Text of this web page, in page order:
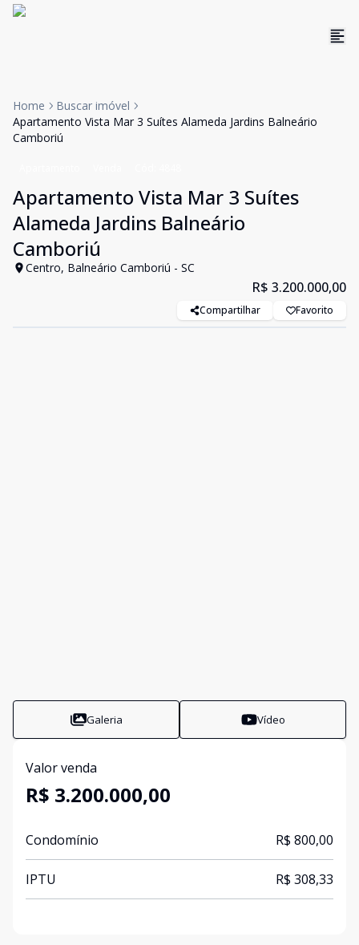
Home
Buscar imóvel
Apartamento Vista Mar 3 Suítes Alameda Jardins Balneário
Camboriú
Apartamento Vista Mar 3 Suítes
Alameda Jardins Balneário
Camboriú
Centro, Balneário Camboriú - SC
R$ 3.200.000,00
Compartilhar Favorito
Galeria Vídeo
Valor venda
R$ 3.200.000,00
Condomínio R$ 800,00
IPTU R$ 308,33